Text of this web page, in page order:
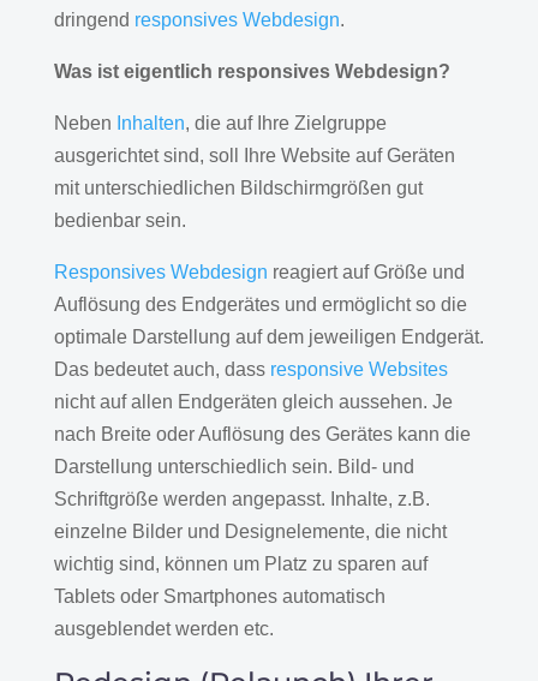
dringend responsives Webdesign.
Was ist eigentlich responsives Webdesign?
Neben Inhalten, die auf Ihre Zielgruppe
ausgerichtet sind, soll Ihre Website auf Geräten
mit unterschiedlichen Bildschirmgrößen gut
bedienbar sein.
Responsives Webdesign reagiert auf Größe und
Auflösung des Endgerätes und ermöglicht so die
optimale Darstellung auf dem jeweiligen Endgerät.
Das bedeutet auch, dass responsive Websites
nicht auf allen Endgeräten gleich aussehen. Je
nach Breite oder Auflösung des Gerätes kann die
Darstellung unterschiedlich sein. Bild- und
Schriftgröße werden angepasst. Inhalte, z.B.
einzelne Bilder und Designelemente, die nicht
wichtig sind, können um Platz zu sparen auf
Tablets oder Smartphones automatisch
ausgeblendet werden etc.